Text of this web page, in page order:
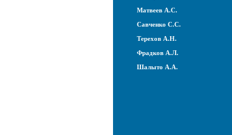
Матвеев А.С.
Савченко С.С.
Терехов А.Н.
Фрадков А.Л.
Шалыто А.А.